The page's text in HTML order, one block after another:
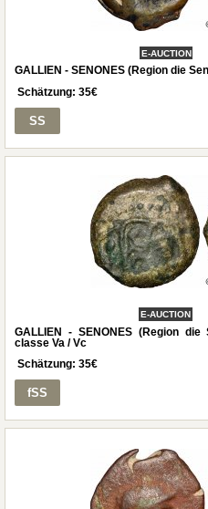
E-AUCTION
GALLIEN - SENONES (Region die
Schätzung: 35€
SS
E-AUCTION
GALLIEN - SENONES (Region die
classe Va / Vc
Schätzung: 35€
fSS